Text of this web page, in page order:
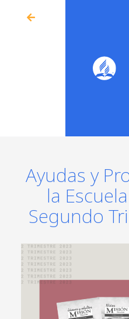
Ayudas y
la
Segundo